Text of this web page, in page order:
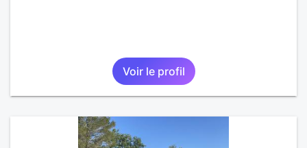
Voir le profil